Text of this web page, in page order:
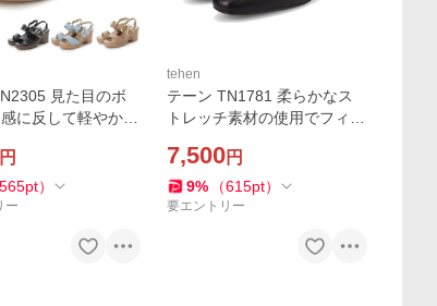
見た目のボ
に反して軽やかな
tehen
円
565pt）
ー
tehen
テーン TN1781 柔らかなス
トレッチ素材の使用でフィッ
madras tehen
7,500円
9% （615pt）
要エントリー